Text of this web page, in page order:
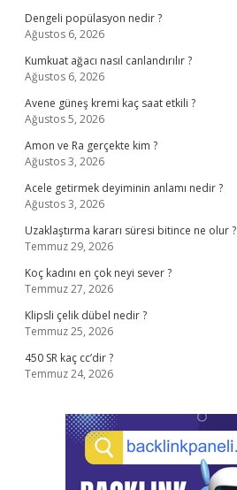
Dengeli popülasyon nedir ?
Ağustos 6, 2026
Kumkuat ağacı nasıl canlandırılır ?
Ağustos 6, 2026
Avene güneş kremi kaç saat etkili ?
Ağustos 5, 2026
Amon ve Ra gerçekte kim ?
Ağustos 3, 2026
Acele getirmek deyiminin anlamı nedir ?
Ağustos 3, 2026
Uzaklaştırma kararı süresi bitince ne olur ?
Temmuz 29, 2026
Koç kadını en çok neyi sever ?
Temmuz 27, 2026
Klipsli çelik dübel nedir ?
Temmuz 25, 2026
450 SR kaç cc’dir ?
Temmuz 24, 2026